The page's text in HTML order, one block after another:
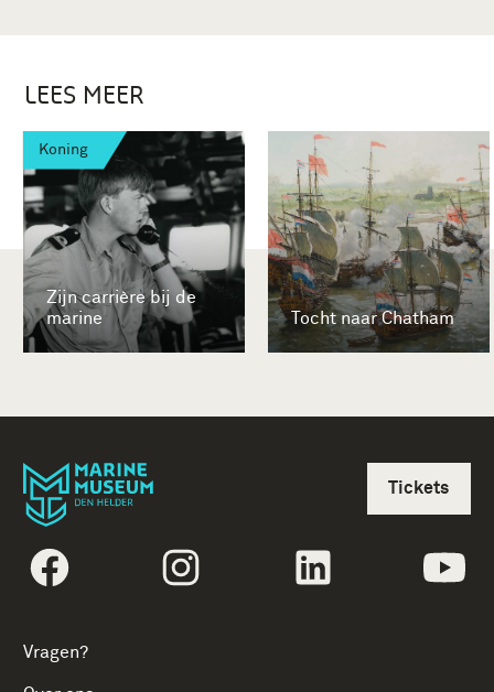
LEES MEER
Koning
Zijn carrière bij de
marine
Tocht naar Chatham
volgtekstFacebookvolgtekstInstagramvolgtekstLinkedin
Vragen?
Tickets